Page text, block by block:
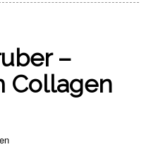
–
Collagen